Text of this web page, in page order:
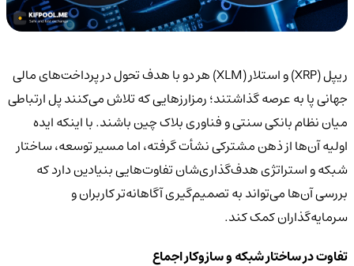
ریپل (XRP) و استلار (XLM) هر دو با هدف تحول در پرداخت‌های مالی
جهانی پا به عرصه گذاشتند؛ رمزارزهایی که تلاش می‌کنند پل ارتباطی
میان نظام بانکی سنتی و فناوری بلاک چین باشند. با اینکه ایده
اولیه آن‌ها از ذهن مشترکی نشأت گرفته، اما مسیر توسعه، ساختار
شبکه و استراتژی هدف‌گذاری‌شان تفاوت‌هایی بنیادین دارد که
بررسی آن‌ها می‌تواند به تصمیم‌گیری آگاهانه‌تر کاربران و
سرمایه‌گذاران کمک کند.
تفاوت در ساختار شبکه و سازوکار اجماع